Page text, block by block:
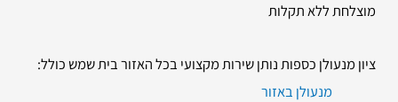
מוצלחת ללא תקלות
ציון מנעולן כספות נותן שירות מקצועי בכל האזור בית שמש כולל:
מנעולן באזור